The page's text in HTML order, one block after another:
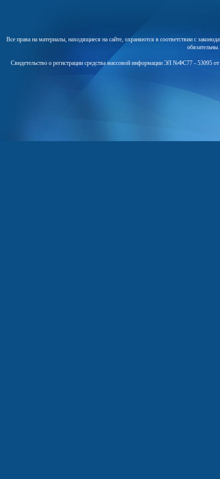
Все права на материалы, находящиеся на сайте, охраняются в соответствии с
Свидетельство о регистрации средства массовой информации ЭЛ №ФС77 - 53095